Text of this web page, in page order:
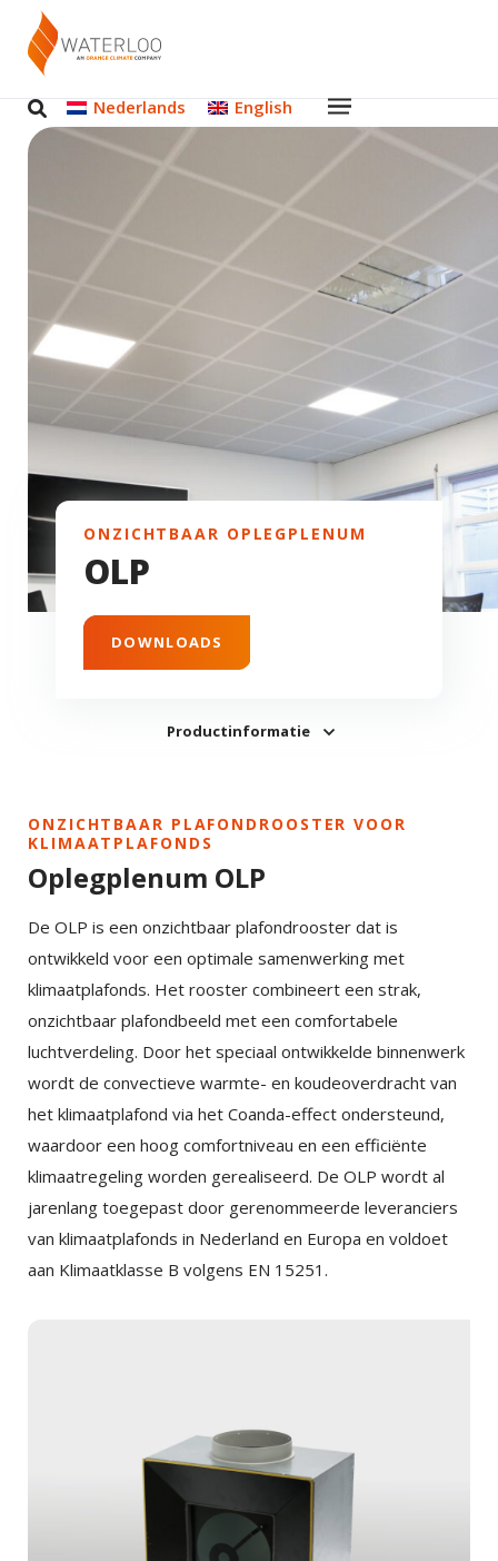
Nederlands English
ONZICHTBAAR OPLEGPLENUM
OLP
DOWNLOADS
Productinformatie
ONZICHTBAAR PLAFONDROOSTER VOOR
KLIMAATPLAFONDS
Oplegplenum OLP
De OLP is een onzichtbaar plafondrooster dat is
ontwikkeld voor een optimale samenwerking met
klimaatplafonds. Het rooster combineert een strak,
onzichtbaar plafondbeeld met een comfortabele
luchtverdeling. Door het speciaal ontwikkelde binnenwerk
wordt de convectieve warmte- en koudeoverdracht van
het klimaatplafond via het Coanda-effect ondersteund,
waardoor een hoog comfortniveau en een efficiënte
klimaatregeling worden gerealiseerd. De OLP wordt al
jarenlang toegepast door gerenommeerde leveranciers
van klimaatplafonds in Nederland en Europa en voldoet
aan Klimaatklasse B volgens EN 15251.